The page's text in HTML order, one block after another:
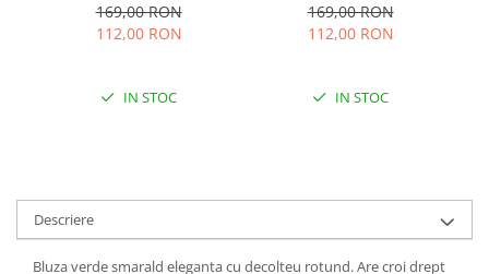
bufante
169,00 RON
112,00 RON
IN STOC
169,00 RON
112,00 RON
IN STOC
Descriere
Bluza verde smarald eleganta cu decolteu rotund. Are croi drept